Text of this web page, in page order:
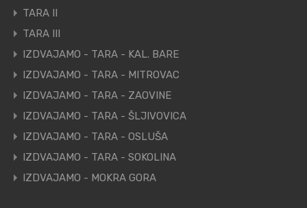
TARA II
TARA III
IZDVAJAMO - TARA - KAL. BARE
IZDVAJAMO - TARA - MITROVAC
IZDVAJAMO - TARA - ZAOVINE
IZDVAJAMO - TARA - ŠLJIVOVICA
IZDVAJAMO - TARA - OSLUŠA
IZDVAJAMO - TARA - SOKOLINA
IZDVAJAMO - MOKRA GORA